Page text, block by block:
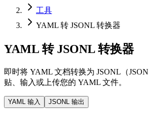
工具
YAML 转 JSONL 转换器
YAML 转 JSONL 转换器
即时将 YAML 文档转换为 JSONL（
贴、输入或上传您的 YAML 文件。
YAML 输入 JSONL 输出